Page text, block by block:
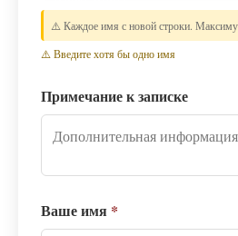
⚠️ Каждое имя с новой строки.
⚠️ Введите хотя бы одно имя
Примечание к записке
Ваше имя *